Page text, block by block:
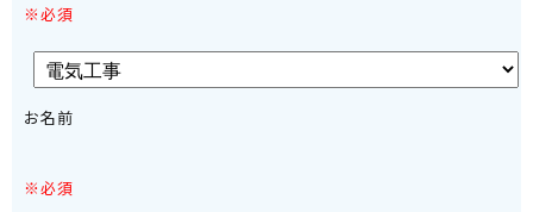
※必須
お名前
※必須